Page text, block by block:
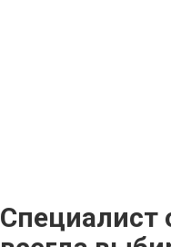
Специалист